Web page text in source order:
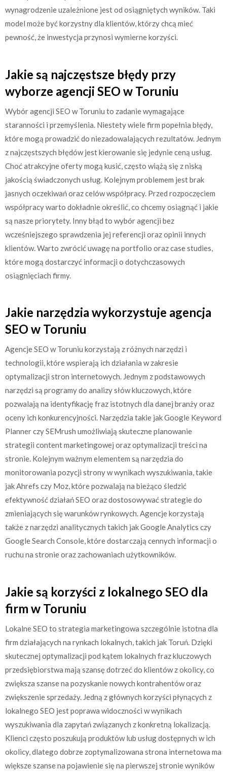
wynagrodzenie uzależnione jest od osiągniętych wyników. Taki
model może być korzystny dla klientów, którzy chcą mieć
pewność, że inwestycja przynosi wymierne korzyści.
Jakie są najczęstsze błędy przy
wyborze agencji SEO w Toruniu
Wybór agencji SEO w Toruniu to zadanie wymagające
staranności i przemyślenia. Niestety wiele firm popełnia błędy,
które mogą prowadzić do niezadowalających rezultatów. Jednym
z najczęstszych błędów jest kierowanie się jedynie ceną usług.
Choć atrakcyjne oferty mogą kusić, często wiążą się z niską
jakością świadczonych usług. Kolejnym problemem jest brak
jasnych oczekiwań oraz celów współpracy. Przed rozpoczęciem
współpracy warto dokładnie określić, co chcemy osiągnąć i jakie
są nasze priorytety. Inny błąd to wybór agencji bez
wcześniejszego sprawdzenia jej referencji oraz opinii innych
klientów. Warto zwrócić uwagę na portfolio oraz case studies,
które mogą dostarczyć informacji o dotychczasowych
osiągnięciach firmy.
Jakie narzędzia wykorzystuje agencja
SEO w Toruniu
Agencje SEO w Toruniu korzystają z różnych narzędzi i
technologii, które wspierają ich działania w zakresie
optymalizacji stron internetowych. Jednym z podstawowych
narzędzi są programy do analizy słów kluczowych, które
pozwalają na identyfikację fraz istotnych dla danej branży oraz
oceny ich konkurencyjności. Narzędzia takie jak Google Keyword
Planner czy SEMrush umożliwiają skuteczne planowanie
strategii content marketingowej oraz optymalizacji treści na
stronie. Kolejnym ważnym elementem są narzędzia do
monitorowania pozycji strony w wynikach wyszukiwania, takie
jak Ahrefs czy Moz, które pozwalają na bieżąco śledzić
efektywność działań SEO oraz dostosowywać strategie do
zmieniających się warunków rynkowych. Agencje korzystają
także z narzędzi analitycznych takich jak Google Analytics czy
Google Search Console, które dostarczają cennych informacji o
ruchu na stronie oraz zachowaniach użytkowników.
Jakie są korzyści z lokalnego SEO dla
firm w Toruniu
Lokalne SEO to strategia marketingowa szczególnie istotna dla
firm działających na rynkach lokalnych, takich jak Toruń. Dzięki
skutecznej optymalizacji pod kątem lokalnych fraz kluczowych
przedsiębiorstwa mają szansę dotrzeć do klientów z okolicy, co
zwiększa szanse na pozyskanie nowych kontrahentów oraz
zwiększenie sprzedaży. Jedną z głównych korzyści płynących z
lokalnego SEO jest poprawa widoczności w wynikach
wyszukiwania dla zapytań związanych z konkretną lokalizacją.
Klienci często poszukują produktów lub usług dostępnych w ich
okolicy, dlatego dobrze zoptymalizowana strona internetowa ma
większe szanse na pojawienie się na pierwszej stronie wyników